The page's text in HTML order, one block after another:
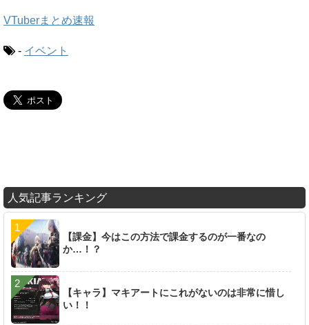
VTuberまとめ速報
- イベント
人気記事ランキング
【課金】今はこの方法で課金するのが一番なの
か…！？
【キャラ】マキアートにこれがないのは非常に惜し
い！！